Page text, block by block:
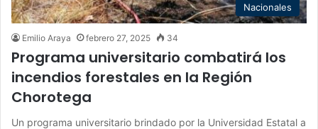
Nacionales
Emilio Araya febrero 27, 2025 34
Programa universitario combatirá los
incendios forestales en la Región
Chorotega
Un programa universitario brindado por la Universidad Estatal a